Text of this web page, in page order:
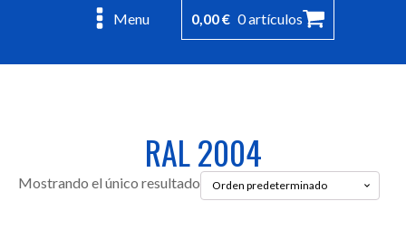
Menu 0,00€ 0 artículos
RAL 2004
Mostrando el único resultado